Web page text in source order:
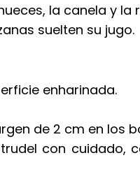
la canela y la
suelten su jugo.
enharinada.
de 2 cm en los
con cuidado,